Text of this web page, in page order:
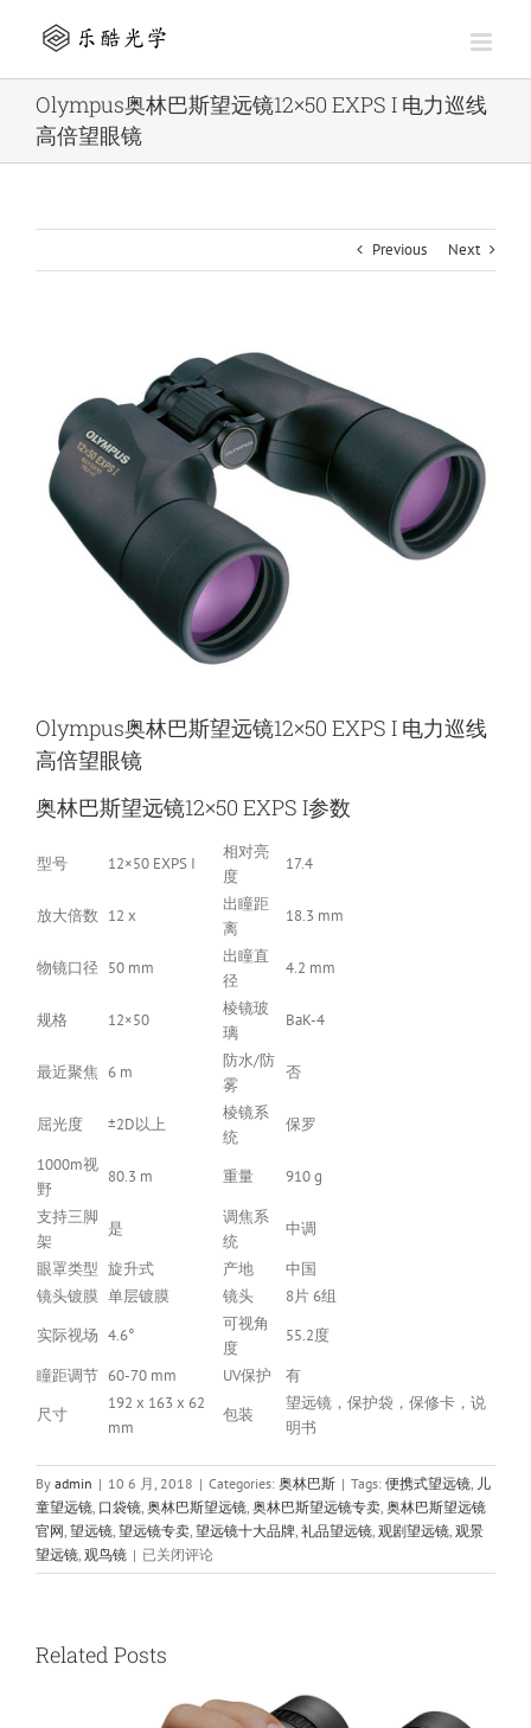
Olympus奥林巴斯望远镜12×50 EXPS I 电力巡线
高倍望眼镜
Previous Next
Image
Olympus奥林巴斯望远镜12×50 EXPS I 电力巡线
高倍望眼镜
奥林巴斯望远镜12×50 EXPS I参数
型号 12×50 EXPS I
相对亮
度
17.4
放大倍数 12 x
出瞳距
离
18.3 mm
物镜口径 50 mm
出瞳直
径
4.2 mm
规格 12×50
棱镜玻
璃
BaK-4
最近聚焦 6 m
防水/防
雾
否
屈光度 ±2D以上
棱镜系
统
保罗
1000m视
野
80.3 m 重量
910 g
支持三脚
架
是
调焦系
统
中调
眼罩类型 旋升式 产地
中国
镜头镀膜 单层镀膜 镜头
8片 6组
实际视场 4.6°
可视角
度
55.2度
瞳距调节 60-70 mm UV保护
有
尺寸
192 x 163 x 62
mm
包装
望远镜，保护袋，保修卡，说
明书
By admin | 10 6 月, 2018 | Categories: 奥林巴斯 | Tags: 便携式望远镜, 儿
童望远镜, 口袋镜, 奥林巴斯望远镜, 奥林巴斯望远镜专卖, 奥林巴斯望远镜
官网, 望远镜, 望远镜专卖, 望远镜十大品牌, 礼品望远镜, 观剧望远镜, 观景
望远镜, 观鸟镜 | Olympus
奥
斯
已关闭评论
Related Posts